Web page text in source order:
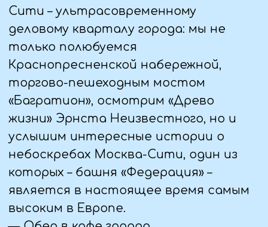
— Завтрак в гостинице.
Освобождение номеров. Встреча с
гидом. Посадка в автобус с вещами.
— Эко-парк Лосиный остров.
Экскурсия-прогулка по эко-тропе с
посещением Лосиной биостанции.
Вас ждёт знакомство с символом
4 ДЕНЬ (07.01.25)
неизвестного солдата и др.
— Кремлевская елка (с подарком) или
Резиденция Деда-Мороза в
Кузьминках.
— Обед в кафе города.
— Трансфер в отель. Свободное
время.